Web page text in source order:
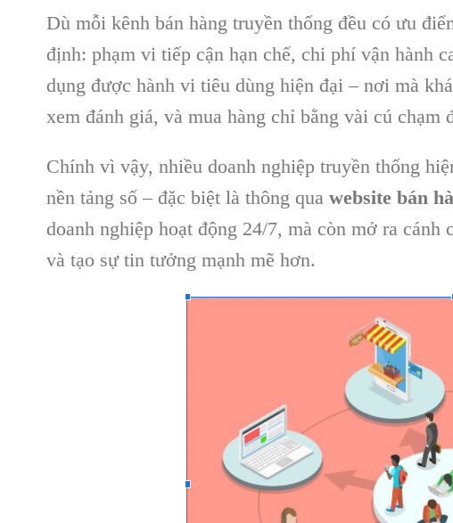
Dù mỗi kênh bán hàng truyền thống đều có ưu
định: phạm vi tiếp cận hạn chế, chi phí vận hành
dụng được hành vi tiêu dùng hiện đại – nơi mà
xem đánh giá, và mua hàng chỉ bằng vài cú chạm
Chính vì vậy, nhiều doanh nghiệp truyền thống
nền tảng số – đặc biệt là thông qua website bán
doanh nghiệp hoạt động 24/7, mà còn mở ra
và tạo sự tin tưởng mạnh mẽ hơn.